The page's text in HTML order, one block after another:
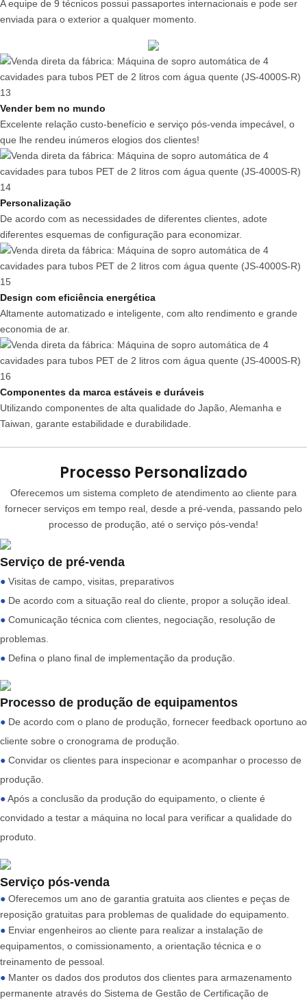
A equipe de 9 técnicos possui passaportes internacionais e pode ser
enviada para o exterior a qualquer momento.
Vender bem no mundo
Excelente relação custo-benefício e serviço pós-venda impecável, o
que lhe rendeu inúmeros elogios dos clientes!
Personalização
De acordo com as necessidades de diferentes clientes, adote
diferentes esquemas de configuração para economizar.
Design com eficiência energética
Altamente automatizado e inteligente, com alto rendimento e grande
economia de ar.
Componentes da marca estáveis ​​e duráveis
Utilizando componentes de alta qualidade do Japão, Alemanha e
Taiwan, garante estabilidade e durabilidade.
Processo Personalizado
Oferecemos um sistema completo de atendimento ao cliente para
fornecer serviços em tempo real, desde a pré-venda, passando pelo
processo de produção, até o serviço pós-venda!
Serviço de pré-venda
● Visitas de campo, visitas, preparativos
● De acordo com a situação real do cliente, propor a solução ideal.
● Comunicação técnica com clientes, negociação, resolução de
problemas.
● Defina o plano final de implementação da produção.
Processo de produção de equipamentos
● De acordo com o plano de produção, fornecer feedback oportuno ao
cliente sobre o cronograma de produção.
● Convidar os clientes para inspecionar e acompanhar o processo de
produção.
●Após a conclusão da produção do equipamento, o cliente é
convidado a testar a máquina no local para verificar a qualidade do
produto.
Serviço pós-venda
● Oferecemos um ano de garantia gratuita aos clientes e peças de
reposição gratuitas para problemas de qualidade do equipamento.
● Enviar engenheiros ao cliente para realizar a instalação de
equipamentos, o comissionamento, a orientação técnica e o
treinamento de pessoal.
● Manter os dados dos produtos dos clientes para armazenamento
permanente através do Sistema de Gestão de Certificação de